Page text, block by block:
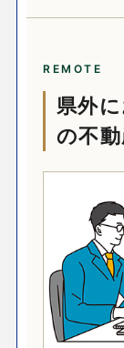
REMOTE
県外
の不